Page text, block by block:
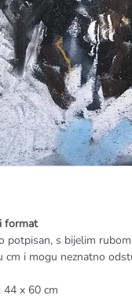
format
potpisan, s bijelim
cm i mogu neznatno
x 60 cm